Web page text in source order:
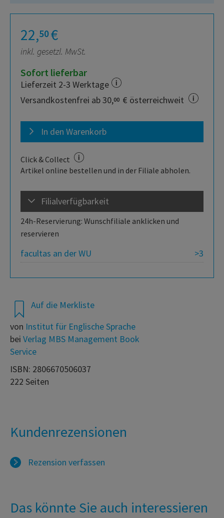
22,50€
inkl. gesetzl. MwSt.
Sofort lieferbar
Lieferzeit 2-3 Werktage
Versandkostenfrei ab 30,00 € österreichweit
In den Warenkorb
Click & Collect
Artikel online bestellen und in der Filiale abholen.
Filialverfügbarkeit
24h-Reservierung: Wunschfiliale anklicken und
reservieren
>3
facultas an der WU
Auf die Merkliste
von Institut für Englische Sprache
bei Verlag MBS Management Book
Service
ISBN: 2806670506037
222 Seiten
Kundenrezensionen
Rezension verfassen
Das könnte Sie auch interessieren